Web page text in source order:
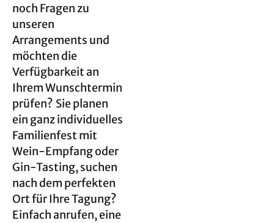
noch Fragen zu
unseren
Arrangements und
möchten die
Verfügbarkeit an
Ihrem Wunschtermin
prüfen? Sie planen
ein ganz individuelles
Familienfest mit
Wein-Empfang oder
Gin-Tasting, suchen
nach dem perfekten
Ort für Ihre Tagung?
Einfach anrufen, eine